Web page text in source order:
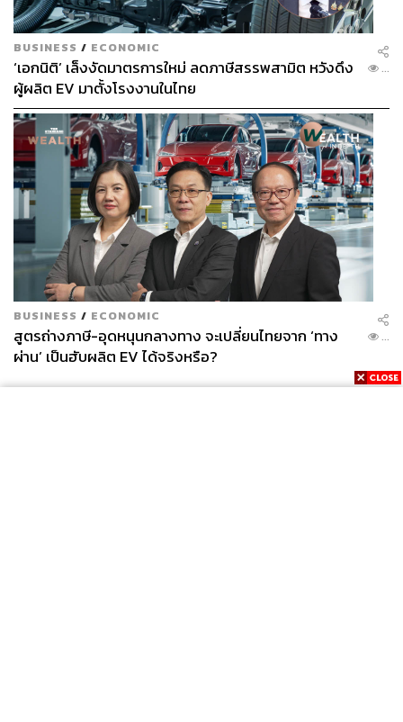
BUSINESS / ECONOMIC
‘เอกนิติ’ เล็งงัดมาตรการใหม่ ลดภาษีสรรพสามิต หวังดึง
ผู้ผลิต EV มาตั้งโรงงานในไทย
...
BUSINESS / ECONOMIC
สูตรถ่างภาษี-อุดหนุนกลางทาง จะเปลี่ยนไทยจาก ‘ทาง
ผ่าน’ เป็นฮับผลิต EV ได้จริงหรือ?
...